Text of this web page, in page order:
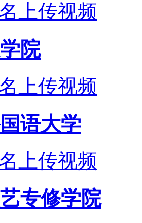
上传视频
院
上传视频
语大学
上传视频
专修学院